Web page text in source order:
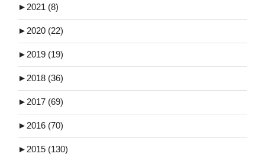
► 2021 (8)
► 2020 (22)
► 2019 (19)
► 2018 (36)
► 2017 (69)
► 2016 (70)
► 2015 (130)